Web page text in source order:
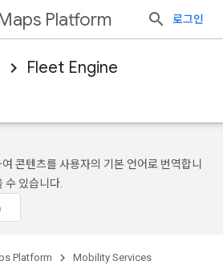
Platform 로그인
Fleet Engine
콘텐츠를 사용자의 기본 언어로 번역합니
수 있습니다.
Platform
Mobility Services